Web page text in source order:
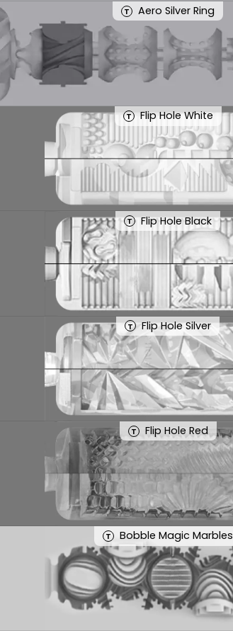
T Aero Silver Ring
T Flip Hole White
T Flip Hole Black
T Flip Hole Silver
T Flip Hole Red
T Bobble Magic Marbles